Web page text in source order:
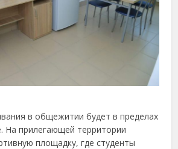
в общежитии будет в пределах
На прилегающей территории
площадку, где студенты